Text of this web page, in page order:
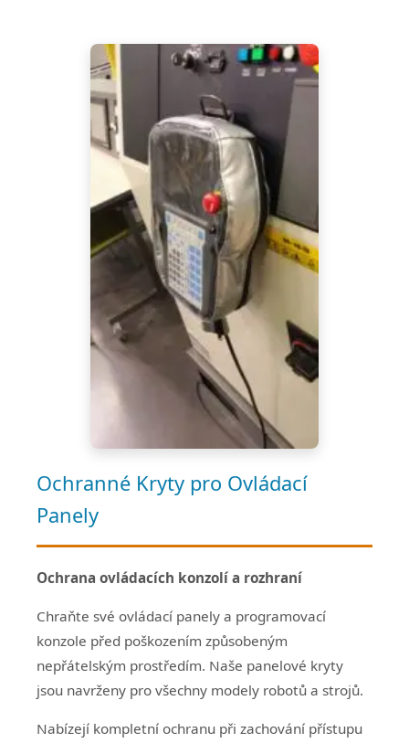
Ochranné Kryty pro Ovládací
Panely
Ochrana ovládacích konzolí a rozhraní
Chraňte své ovládací panely a programovací
konzole před poškozením způsobeným
nepřátelským prostředím. Naše panelové kryty
jsou navrženy pro všechny modely robotů a strojů.
Nabízejí kompletní ochranu při zachování přístupu